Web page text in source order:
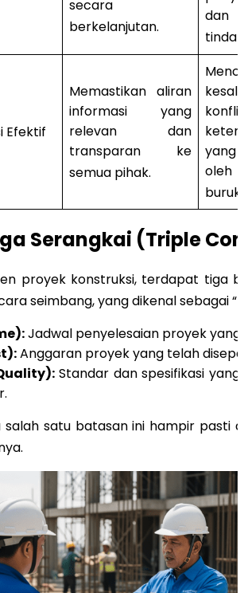
secara
berkelanjutan.
dan
Efektif
Memastikan aliran
informasi yang
relevan dan
transparan ke
semua pihak.
oleh
buruk
Serangkai (Triple
proyek konstruksi, terdapat tiga
seimbang, yang dikenal sebagai
Jadwal penyelesaian proyek
Anggaran proyek yang telah
Standar dan spesifikasi
salah satu batasan ini hampir pasti
.